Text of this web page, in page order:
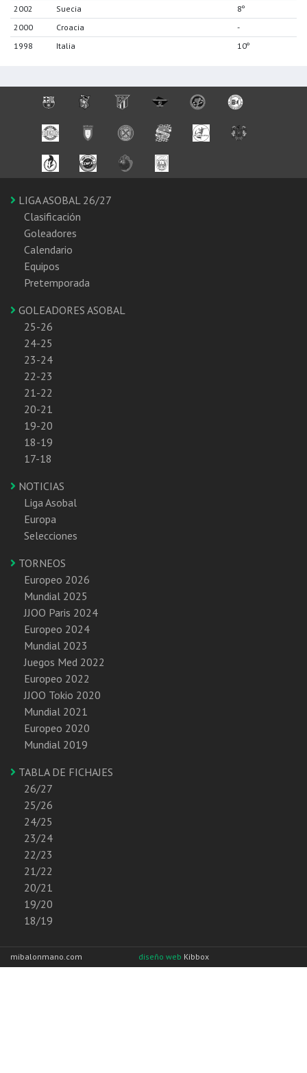
2002
Suecia
8º
2000
Croacia
-
1998
Italia 10º
LIGA ASOBAL 26/27
Clasificación
Goleadores
Calendario
Equipos
Pretemporada
GOLEADORES ASOBAL
25-26
24-25
23-24
22-23
21-22
20-21
19-20
18-19
17-18
NOTICIAS
Liga Asobal
Europa
Selecciones
TORNEOS
Europeo 2026
Mundial 2025
JJOO Paris 2024
Europeo 2024
Mundial 2023
Juegos Med 2022
Europeo 2022
JJOO Tokio 2020
Mundial 2021
Europeo 2020
Mundial 2019
TABLA DE FICHAJES
26/27
25/26
24/25
23/24
22/23
21/22
20/21
19/20
18/19
mibalonmano.com diseño web Kibbox